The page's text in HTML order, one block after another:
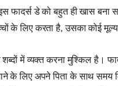
फादर्स डे को बहुत ही खास बना
के लिए करता है, उसका कोई मूल्य
शब्दों में व्यक्त करना मुश्किल है।
के लिए अपने पिता के साथ समय